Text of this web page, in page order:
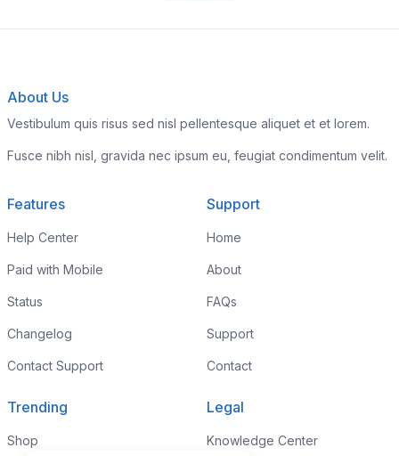
About Us
Vestibulum quis risus sed nisl pellentesque aliquet et et lorem.
Fusce nibh nisl, gravida nec ipsum eu, feugiat condimentum velit.
Features
Help Center
Paid with Mobile
Status
Changelog
Contact Support
Support
Home
About
FAQs
Support
Contact
Trending
Shop
Legal
Knowledge Center